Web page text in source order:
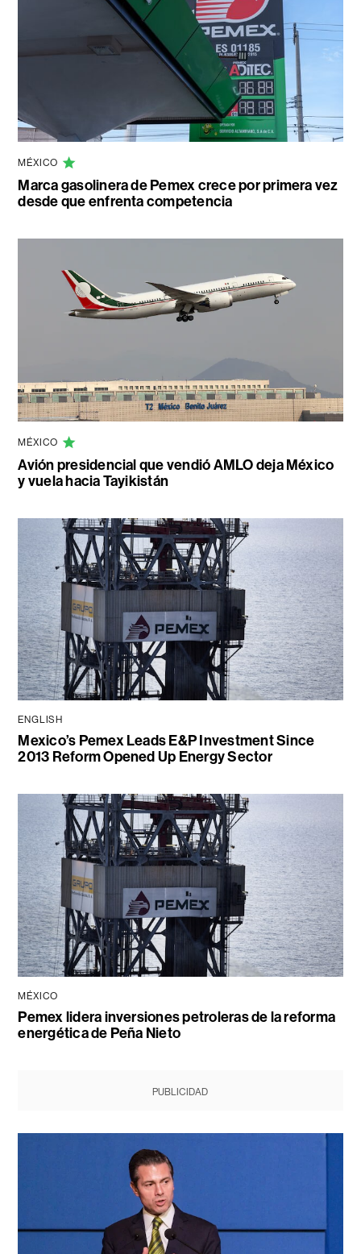
MÉXICO
Marca gasolinera de Pemex crece por primera vez
desde que enfrenta competencia
MÉXICO
Avión presidencial que vendió AMLO deja México
y vuela hacia Tayikistán
ENGLISH
Mexico’s Pemex Leads E&P Investment Since
2013 Reform Opened Up Energy Sector
MÉXICO
Pemex lidera inversiones petroleras de la reforma
energética de Peña Nieto
PUBLICIDAD